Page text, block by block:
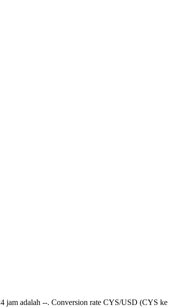
jam adalah --. Conversion rate CYS/USD (CYS ke